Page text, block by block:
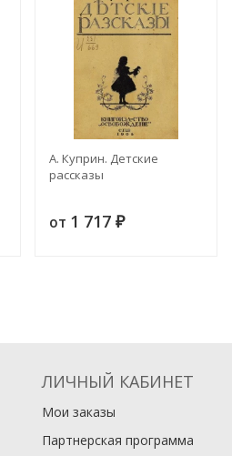
А. Куприн. Детские
рассказы
от 1 717 ₽
ЛИЧНЫЙ КАБИНЕТ
Мои заказы
Партнерская программа